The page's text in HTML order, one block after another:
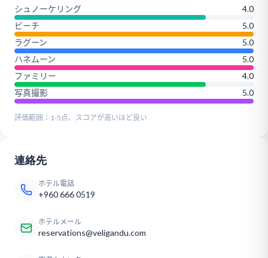
シュノーケリング
4.0
ビーチ
5.0
ラグーン
5.0
ハネムーン
5.0
ファミリー
4.0
写真撮影
5.0
評価範囲：1-5点、スコアが高いほど良い
連絡先
ホテル電話
+960 666 0519
ホテルメール
reservations@veligandu.com